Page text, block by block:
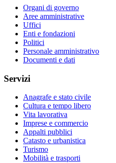
Organi di governo
Aree amministrative
Uffici
Enti e fondazioni
Politici
Personale amministrativo
Documenti e dati
Servizi
Anagrafe e stato civile
Cultura e tempo libero
Vita lavorativa
Imprese e commercio
Appalti pubblici
Catasto e urbanistica
Turismo
Mobilità e trasporti